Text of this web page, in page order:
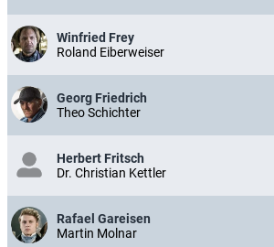
Winfried Frey
Roland Eiberweiser
Georg Friedrich
Theo Schichter
Herbert Fritsch
Dr. Christian Kettler
Rafael Gareisen
Martin Molnar